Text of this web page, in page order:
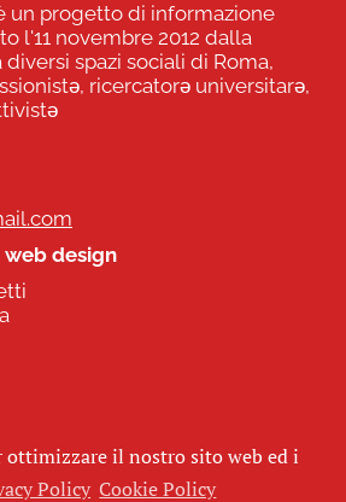
un progetto di informazione
l'11 novembre 2012 dalla
spazi sociali di Roma,
ricercatorə universitarə,
design
ottimizzare il nostro sito web ed i
Policy Cookie Policy